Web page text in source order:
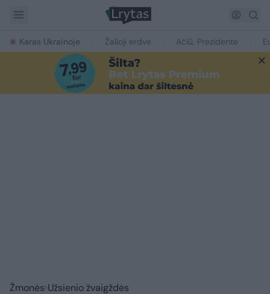
Karas Ukrainoje Žalioji erdvė Ačiū, Prezidente
Žmonės Užsienio žvaigždės